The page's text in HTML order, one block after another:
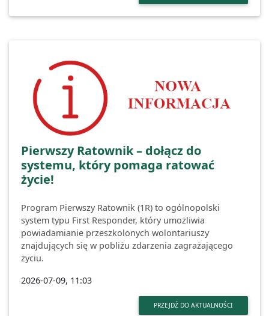
Pierwszy Ratownik – dołącz do
systemu, który pomaga ratować
życie!
Program Pierwszy Ratownik (1R) to ogólnopolski
system typu First Responder, który umożliwia
powiadamianie przeszkolonych wolontariuszy
znajdujących się w pobliżu zdarzenia zagrażającego
życiu.
2026-07-09, 11:03
PRZEJDŹ DO AKTUALNOŚCI